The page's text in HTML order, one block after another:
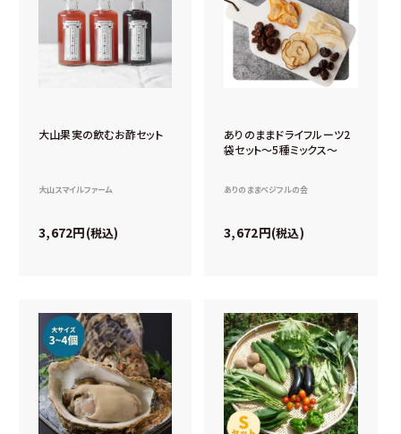
大山果実の飲むお酢セット
大山スマイルファーム
3,672 税込
ありのままドライフルーツ2
袋セット～5種ミックス～
ありのままベジフルの会
3,672 税込